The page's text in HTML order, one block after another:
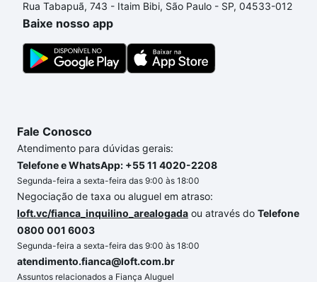
processo de compra, veja em nosso portal quanto
custa comprar um apartamento
gente para comprar o imóvel dos seus sonhos com
segurança e conforto. Loft, com você até as
Rua Tabapuã, 743 - Itaim Bibi, São Paulo - SP, 04533-012
Baixe nosso app
Fale Conosco
Atendimento para dúvidas gerais:
Telefone e WhatsApp: +55 11 4020-2208
Segunda-feira a sexta-feira das 9:00 às 18:00
Negociação de taxa ou aluguel em atraso:
loft.vc/fianca_inquilino_arealogada ou através do Telefone
0800 001 6003
Segunda-feira a sexta-feira das 9:00 às 18:00
atendimento.fianca@loft.com.br
Assuntos relacionados a Fiança Aluguel